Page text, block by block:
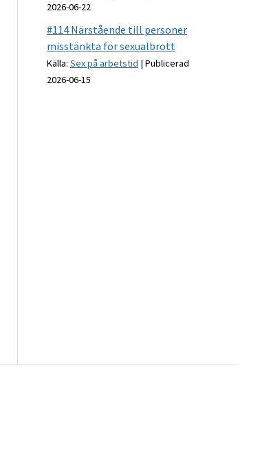
2026-06-22
#114 Närstående till personer
misstänkta för sexualbrott
Källa:Sex på arbetstid
Publicerad
2026-06-15